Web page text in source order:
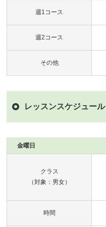
週1コース
週2コース
その他
レッスンスケジュール
金曜日
クラス
（対象：男女）
時間